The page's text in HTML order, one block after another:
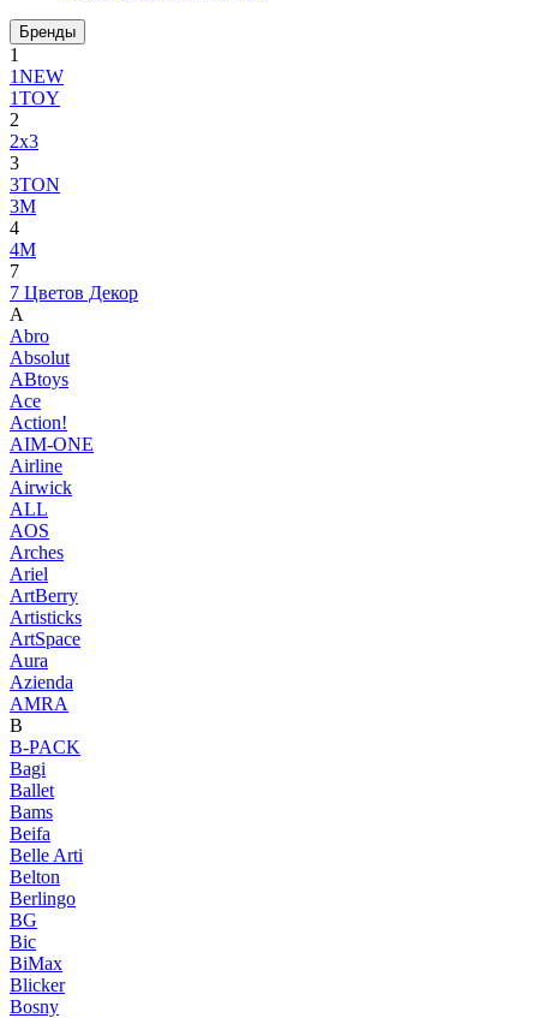
Бренды
1
1NEW
1TOY
2
2x3
3
3TON
3М
4
4M
7
7 Цветов Декор
A
Abro
Absolut
ABtoys
Ace
Action!
AIM-ONE
Airline
Airwick
ALL
AOS
Arches
Ariel
ArtBerry
Artisticks
ArtSpace
Aura
Azienda
AМRA
B
B-PACK
Bagi
Ballet
Bams
Beifa
Belle Arti
Belton
Berlingo
BG
Bic
BiMax
Blicker
Bosny